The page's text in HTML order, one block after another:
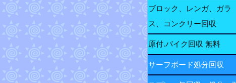
ブロック、レンガ、ガラ
ス、コンクリー回収
原付.バイク回収 無料
サーフボード処分回収